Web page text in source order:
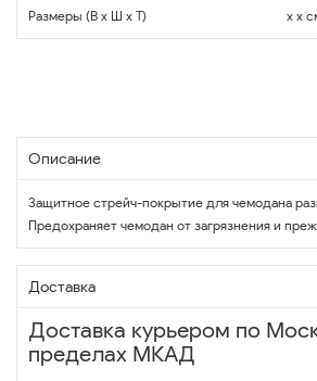
Размеры (В x Ш x Т) x x
Описание
Защитное стрейч-покрытие для чемодана
Предохраняет чемодан от загрязнения и
Доставка
Доставка курьером по
пределах МКАД